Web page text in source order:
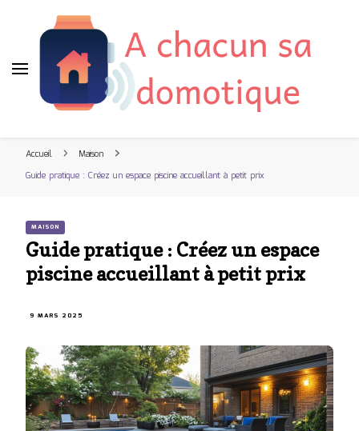
Accueil
Maison
Guide pratique : Créez un espace piscine accueillant à petit prix
MAISON
Guide pratique : Créez un espace
piscine accueillant à petit prix
9 MARS 2025